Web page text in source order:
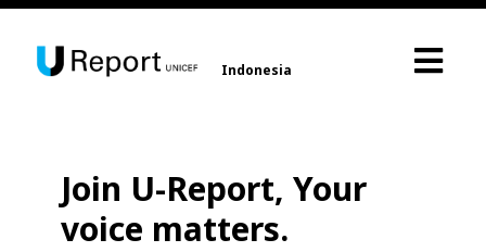
Indonesia
Join U-Report, Your
voice matters.